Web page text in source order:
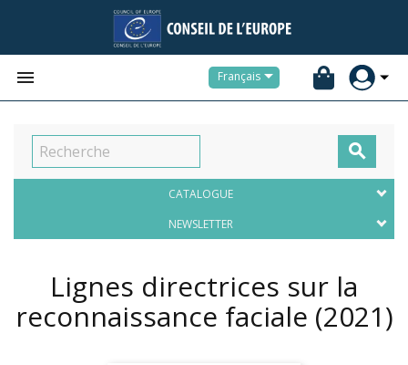
 Français

CATALOGUE
NEWSLETTER
Lignes directrices sur la
reconnaissance faciale (2021)